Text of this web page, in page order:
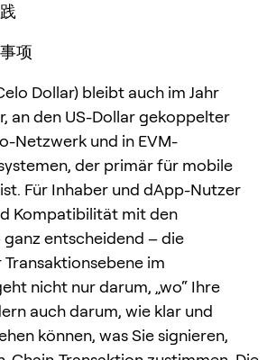
项
Dollar) bleibt auch im Jahr
an den US-Dollar gekoppelter
Netzwerk und in EVM-
der primär für mobile
Für Inhaber und dApp-Nutzer
Kompatibilität mit den
entscheidend – die
im
nicht nur darum, „wo“ Ihre
auch darum, wie klar und
können, was Sie signieren,